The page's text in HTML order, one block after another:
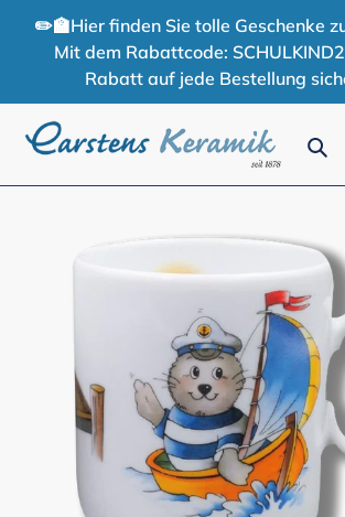
✏️🏫Hier finden Sie tolle Geschenke
Mit dem Rabattcode:
Rabatt auf jede Bestellung